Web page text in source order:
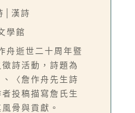
│漢詩
學館
舟逝世二十周年暨
詩活動，詩題為
、〈詹作舟先生詩
投稿描寫詹氏生
骨與貢獻。